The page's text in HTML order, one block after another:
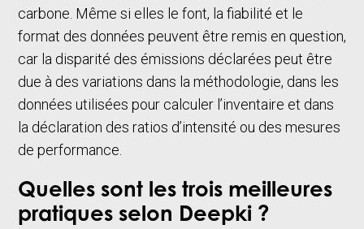
carbone. Même si elles le font, la fiabilité et le
format des données peuvent être remis en question,
car la disparité des émissions déclarées peut être
due à des variations dans la méthodologie, dans les
données utilisées pour calculer l’inventaire et dans
la déclaration des ratios d’intensité ou des mesures
de performance.
Quelles sont les trois meilleures
pratiques selon Deepki ?